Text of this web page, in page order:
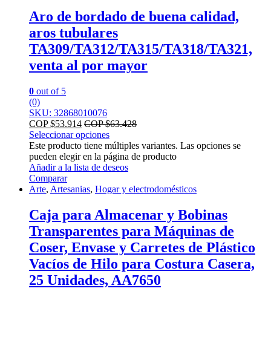
Aro de bordado de buena calidad,
aros tubulares
TA309/TA312/TA315/TA318/TA321,
venta al por mayor
0 out of 5
(0)
SKU: 32868010076
COP $53.914 COP $63.428
Seleccionar opciones
Este producto tiene múltiples variantes. Las opciones se
pueden elegir en la página de producto
Añadir a la lista de deseos
Comparar
Arte, Artesanias, Hogar y electrodomésticos
Caja para Almacenar y Bobinas
Transparentes para Máquinas de
Coser, Envase y Carretes de Plástico
Vacíos de Hilo para Costura Casera,
25 Unidades, AA7650